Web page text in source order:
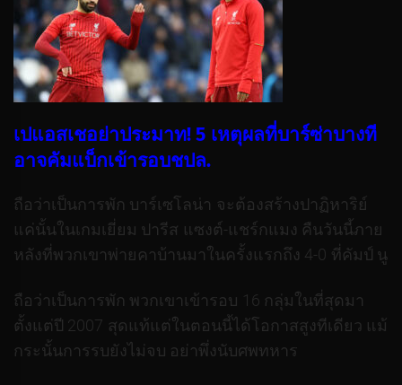
เปแอสเชอย่าประมาท! 5 เหตุผลที่บาร์ซ่าบางที
อาจคัมแบ็กเข้ารอบชปล.
ถือว่าเป็นการพัก บาร์เซโลน่า จะต้องสร้างปาฏิหาริย์
แค่นั้นในเกมเยี่ยม ปารีส แซงต์-แชร์กแมง คืนวันนี้ภาย
หลังที่พวกเขาพ่ายคาบ้านมาในครั้งแรกถึง 4-0 ที่คัมป์ นู
ถือว่าเป็นการพัก พวกเขาเข้ารอบ 16 กลุ่มในที่สุดมา
ตั้งแต่ปี 2007 สุดแท้แต่ในตอนนี้ได้โอกาสสูงทีเดียว แม้
กระนั้นการรบยังไม่จบ อย่าพึ่งนับศพทหาร